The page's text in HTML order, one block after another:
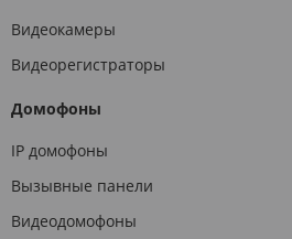
Видеокамеры
Видеорегистраторы
Домофоны
IP домофоны
Вызывные панели
Видеодомофоны